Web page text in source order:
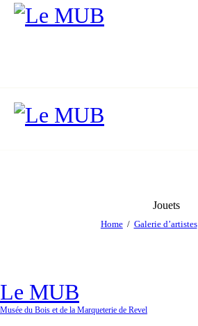
Jouets
Home Galerie d’artistes
Le MUB
Musée du Bois et de la Marqueterie de Revel